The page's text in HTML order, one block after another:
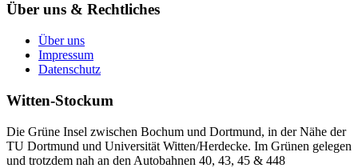
Über uns & Rechtliches
Über uns
Impressum
Datenschutz
Witten-Stockum
Die Grüne Insel zwischen Bochum und Dortmund, in der Nähe der
TU Dortmund und Universität Witten/Herdecke. Im Grünen gelegen
und trotzdem nah an den Autobahnen 40, 43, 45 & 448